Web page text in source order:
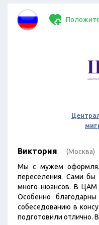
Виктория (Москва)
Мы с мужем
переселения. Сами бы
много нюансов. В ЦАМ
Особенно
собеседованию в
подготовили отлично.